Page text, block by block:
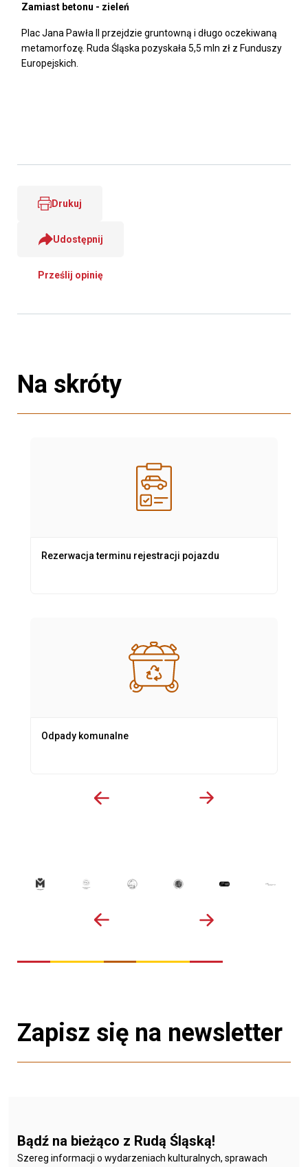
Zamiast betonu - zieleń
Plac Jana Pawła II przejdzie gruntowną i długo oczekiwaną
metamorfozę. Ruda Śląska pozyskała 5,5 mln zł z Funduszy
Europejskich.
Drukuj
Udostępnij
Prześlij opinię
Na skróty
Rezerwacja terminu rejestracji pojazdu
Odpady komunalne
Zapisz się na newsletter
Bądź na bieżąco z Rudą Śląską!
Szereg informacji o wydarzeniach kulturalnych, sprawach